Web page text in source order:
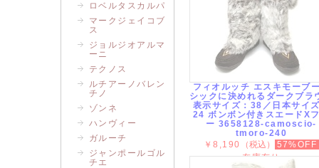
フィオルッチ エスキモーブ
シックに決めれるダークブラ
表示サイズ：38／日本サイ
24 ボンボン付きスエードX
ー 3658128-camoscio-
tmoro-240
￥8,190
（税込）
57%OFF
在庫有り
ロベルタスカルパ
マークジェイコブ
ス
ジョルジオアルマ
ーニ
テクノス
ルチアーノバレン
チノ
ゾンネ
ハンヴィー
ガルーチ
ジャンポールゴル
チエ